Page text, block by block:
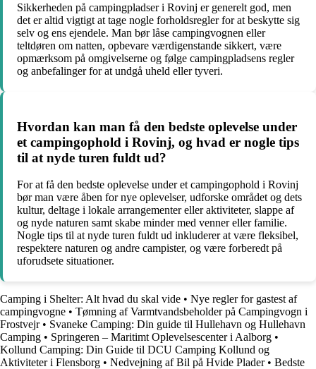
Sikkerheden på campingpladser i Rovinj er generelt god, men
det er altid vigtigt at tage nogle forholdsregler for at beskytte sig
selv og ens ejendele. Man bør låse campingvognen eller
teltdøren om natten, opbevare værdigenstande sikkert, være
opmærksom på omgivelserne og følge campingpladsens regler
og anbefalinger for at undgå uheld eller tyveri.
Hvordan kan man få den bedste oplevelse under
et campingophold i Rovinj, og hvad er nogle tips
til at nyde turen fuldt ud?
For at få den bedste oplevelse under et campingophold i Rovinj
bør man være åben for nye oplevelser, udforske området og dets
kultur, deltage i lokale arrangementer eller aktiviteter, slappe af
og nyde naturen samt skabe minder med venner eller familie.
Nogle tips til at nyde turen fuldt ud inkluderer at være fleksibel,
respektere naturen og andre campister, og være forberedt på
uforudsete situationer.
Camping i Shelter: Alt hvad du skal vide • Nye regler for gastest af
campingvogne • Tømning af Varmtvandsbeholder på Campingvogn i
Frostvejr• Svaneke Camping: Din guide til Hullehavn og Hullehavn
Camping • Springeren – Maritimt Oplevelsescenter i Aalborg •
Kollund Camping: Din Guide til DCU Camping Kollund og
Aktiviteter i Flensborg • Nedvejning af Bil på Hvide Plader• Bedste